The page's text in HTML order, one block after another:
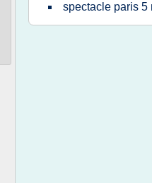
spectacle paris 5